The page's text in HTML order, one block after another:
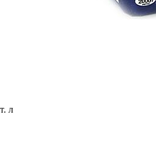
л